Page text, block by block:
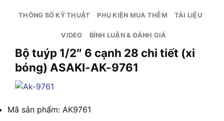
THÔNG SỐ KỸ THUẬT PHỤ KIỆN MUA THÊM TÀI LIỆU
VIDEO BÌNH LUẬN & ĐÁNH GIÁ
Bộ tuýp 1/2″ 6 cạnh 28 chi tiết (xi
bóng) ASAKI-AK-9761
Mã sản phẩm: AK9761